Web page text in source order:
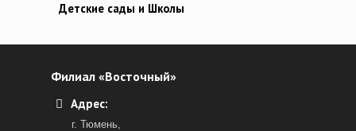
Детские сады и Школы
Филиал «Восточный»
Адрес:
г. Тюмень,